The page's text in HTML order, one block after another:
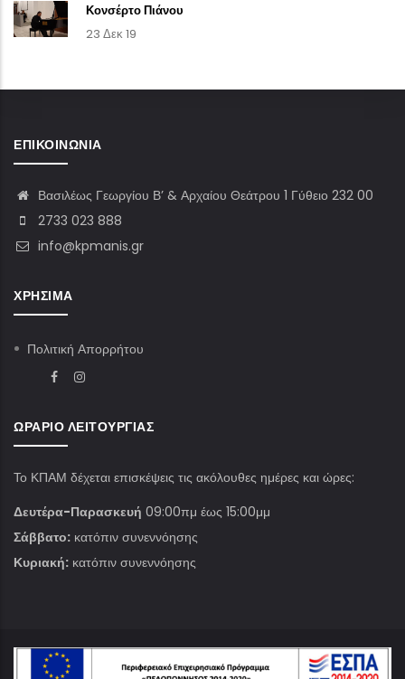
Κονσέρτο Πιάνου
23 Δεκ 19
ΕΠΙΚΟΙΝΩΝΊΑ
Βασιλέως Γεωργίου Β’ & Αρχαίου Θεάτρου 1 Γύθειο 232 00
2733 023 888
info@kpmanis.gr
ΧΡΉΣΙΜΑ
Πολιτική Απορρήτου
ΩΡΆΡΙΟ ΛΕΙΤΟΥΡΓΊΑΣ
Το ΚΠΑΜ δέχεται επισκέψεις τις ακόλουθες ημέρες και ώρες:
Δευτέρα-Παρασκευή 09:00πμ έως 15:00μμ
Σάββατο: κατόπιν συνεννόησης
Κυριακή: κατόπιν συνεννόησης